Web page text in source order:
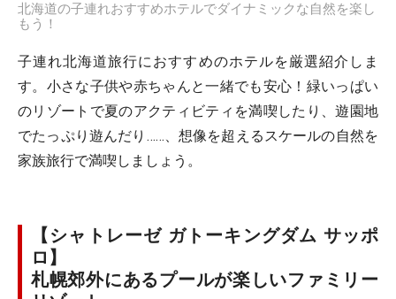
北海道の子連れおすすめホテルでダイナミックな自然を楽し
もう！
子連れ北海道旅行におすすめのホテルを厳選紹介しま
す。小さな子供や赤ちゃんと一緒でも安心！緑いっぱい
のリゾートで夏のアクティビティを満喫したり、遊園地
でたっぷり遊んだり……、想像を超えるスケールの自然を
家族旅行で満喫しましょう。
【シャトレーゼ ガトーキングダム サッポ
ロ】
札幌郊外にあるプールが楽しいファミリー